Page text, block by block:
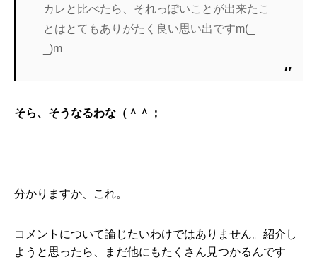
カレと比べたら、それっぽいことが出来たこ
とはとてもありがたく良い思い出ですm(_
_)m
そら、そうなるわな（＾＾；
分かりますか、これ。
コメントについて論じたいわけではありません。紹介し
ようと思ったら、まだ他にもたくさん見つかるんです